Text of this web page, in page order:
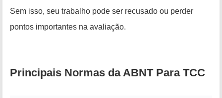
Sem isso, seu trabalho pode ser recusado ou perder
pontos importantes na avaliação.
Principais Normas da ABNT Para TCC